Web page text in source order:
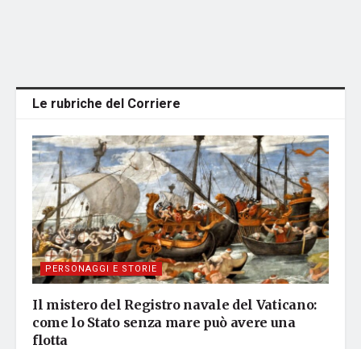
Le rubriche del Corriere
PERSONAGGI E STORIE
Il mistero del Registro navale del Vaticano:
come lo Stato senza mare può avere una
flotta